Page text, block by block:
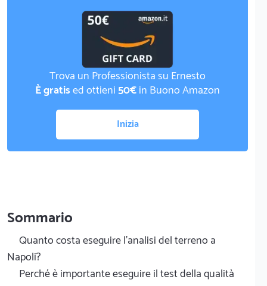
Trova un Professionista su Ernesto
È gratised ottieni50€in Buono Amazon
Inizia
Sommario
Quanto costa eseguire l'analisi del terreno a
Napoli?
Perché è importante eseguire il test della qualità